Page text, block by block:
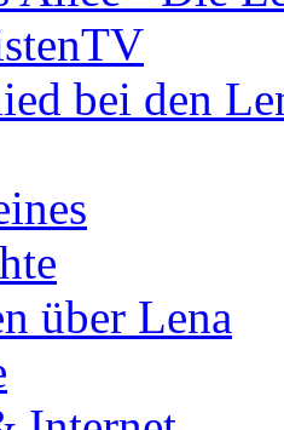
bei den
über Lena